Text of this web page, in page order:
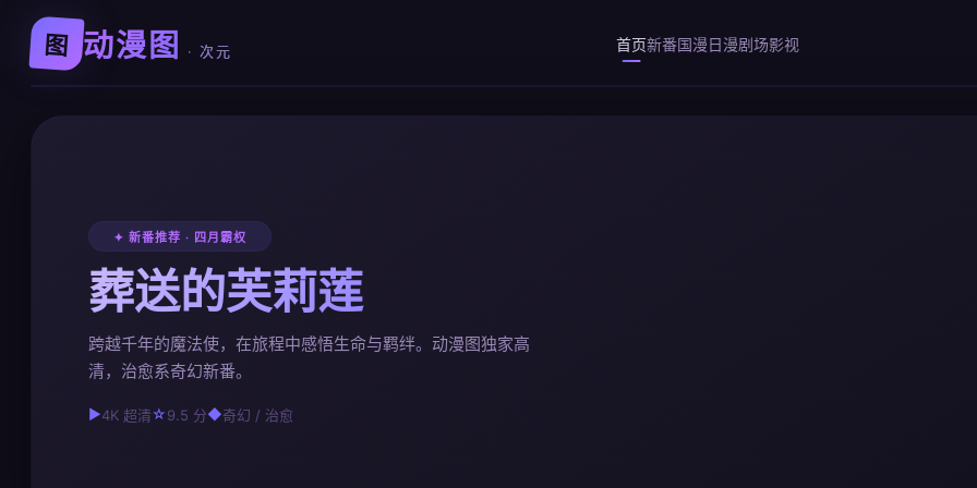
图 动漫图 · 次元 首页新番国漫日漫剧场影视
✦ 新番推荐 · 四月霸权
葬送的芙莉莲
跨越千年的魔法使，在旅程中感悟生命与羁绊。动漫图独家高
清，治愈系奇幻新番。
▶4K 超清☆9.5 分◆奇幻 / 治愈